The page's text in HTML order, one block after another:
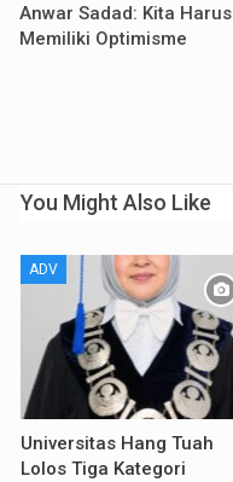
Anwar Sadad: Kita Harus
Memiliki Optimisme
You Might Also Like
ADV
Universitas Hang Tuah
Lolos Tiga Kategori